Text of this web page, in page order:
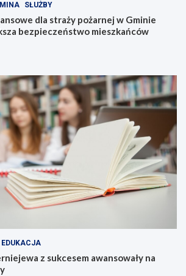
SŁUŻBY
dla straży pożarnej w Gminie
bezpieczeństwo mieszkańców
EDUKACJA
z sukcesem awansowały na